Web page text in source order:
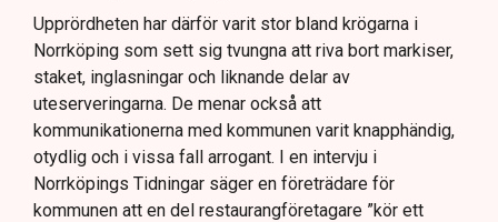
Upprördheten har därför varit stor bland krögarna i
Norrköping som sett sig tvungna att riva bort markiser,
staket, inglasningar och liknande delar av
uteserveringarna. De menar också att
kommunikationerna med kommunen varit knapphändig,
otydlig och i vissa fall arrogant. I en intervju i
Norrköpings Tidningar säger en företrädare för
kommunen att en del restaurangföretagare ”kör ett